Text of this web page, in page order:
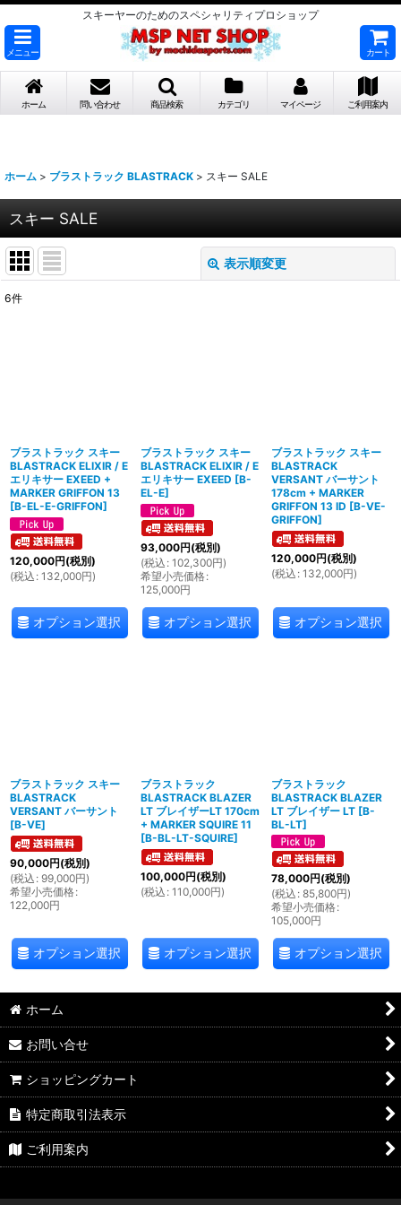
スキーヤーのためのスペシャリティプロショップ
メニュー カート
ホーム 問い合わせ 商品検索 カテゴリ マイページ ご利用案内
ホーム > ブラストラック BLASTRACK > スキー SALE
スキー SALE
表示順変更
6件
ブラストラック スキー
BLASTRACK ELIXIR / E
エリキサー EXEED +
MARKER GRIFFON 13
[B-EL-E-GRIFFON]
120,000円(税別)
(税込 : 132,000円)
オプション選択
ブラストラック スキー
BLASTRACK ELIXIR / E
エリキサー EXEED [B-
EL-E]
93,000円(税別)
(税込 : 102,300円)
希望小売価格:
125,000円
オプション選択
ブラストラック スキー
BLASTRACK
VERSANT バーサント
178cm + MARKER
GRIFFON 13 ID [B-VE-
GRIFFON]
120,000円(税別)
(税込 : 132,000円)
オプション選択
ブラストラック スキー
BLASTRACK
VERSANT バーサント
[B-VE]
90,000円(税別)
(税込 : 99,000円)
希望小売価格:
122,000円
オプション選択
ブラストラック
BLASTRACK BLAZER
LT ブレイザーLT 170cm
+ MARKER SQUIRE 11
[B-BL-LT-SQUIRE]
100,000円(税別)
(税込 : 110,000円)
オプション選択
ブラストラック
BLASTRACK BLAZER
LT ブレイザー LT [B-
BL-LT]
78,000円(税別)
(税込 : 85,800円)
希望小売価格:
105,000円
オプション選択
ホーム
お問い合せ
ショッピングカート
特定商取引法表示
ご利用案内